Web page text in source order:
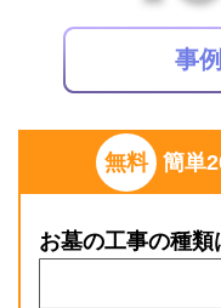
無料 簡単
お墓の工事の種類
事